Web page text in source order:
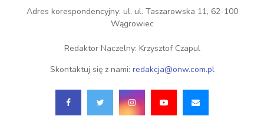
Adres korespondencyjny: ul. ul. Taszarowska 11, 62-100
Wągrowiec
Redaktor Naczelny: Krzysztof Czapul
Skontaktuj się z nami: redakcja@onw.com.pl